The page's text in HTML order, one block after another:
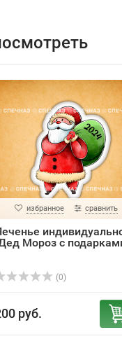
избранное сравнить
Мороз с
(0)
руб.